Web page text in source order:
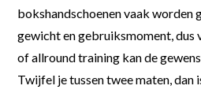
bokshandschoenen vaak worden
gewicht en gebruiksmoment, dus
of allround training kan de
Twijfel je tussen twee maten, dan